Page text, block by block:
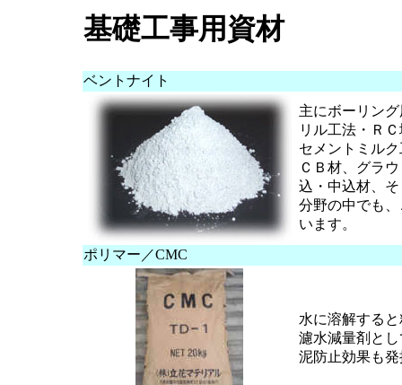
基礎工事用資材
ベントナイト
主にボーリン
リル工法・Ｒ
セメントミル
ＣＢ材、グラ
込・中込材、
分野の中でも
います。
ポリマー／CMC
水に溶解する
濾水減量剤と
泥防止効果も